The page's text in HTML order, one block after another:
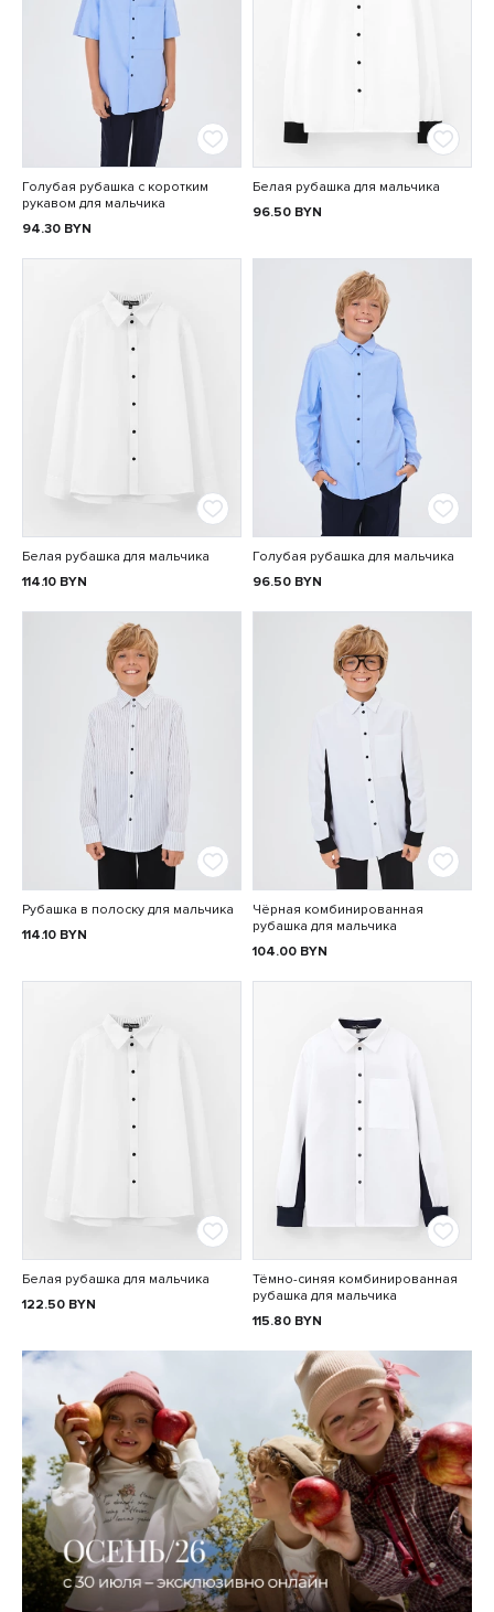
Голубая рубашка с коротким
рукавом для мальчика
94.30 BYN
Белая рубашка для мальчика
96.50 BYN
Белая рубашка для мальчика
114.10 BYN
Голубая рубашка для мальчика
96.50 BYN
Рубашка в полоску для мальчика
114.10 BYN
Чёрная комбинированная
рубашка для мальчика
104.00 BYN
Белая рубашка для мальчика
122.50 BYN
Тёмно-синяя комбинированная
рубашка для мальчика
115.80 BYN